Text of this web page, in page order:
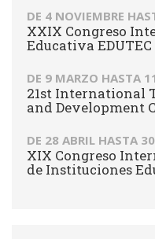
DE 4 NOVIEMBRE
XXIX Congreso
Educativa EDUTEC
DE 9 MARZO HASTA
21st International
and Development
DE 28 ABRIL HASTA
XIX Congreso
de Instituciones